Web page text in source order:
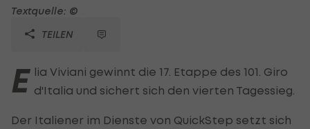
Textquelle: ©
TEILEN
E lia Viviani gewinnt die 17. Etappe des 101. Giro
d'Italia und sichert sich den vierten Tagessieg.
Der Italiener im Dienste von QuickStep setzt sich